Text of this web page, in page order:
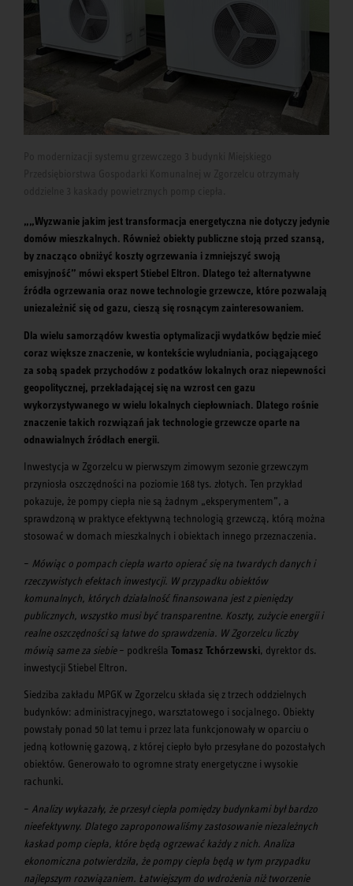
„„Wyzwanie jakim jest transformacja energetyczna nie dotyczy jedynie
domów mieszkalnych. Również obiekty publiczne stoją przed szansą,
by znacząco obniżyć koszty ogrzewania i zmniejszyć swoją
emisyjność” mówi ekspert Stiebel Eltron. Dlatego też alternatywne
źródła ogrzewania oraz nowe technologie grzewcze, które pozwalają
uniezależnić się od gazu, cieszą się rosnącym zainteresowaniem.
Dla wielu samorządów kwestia optymalizacji wydatków będzie mieć
coraz większe znaczenie, w kontekście wyludniania, pociągającego
za sobą spadek przychodów z podatków lokalnych oraz niepewności
geopolitycznej, przekładającej się na wzrost cen gazu
wykorzystywanego w wielu lokalnych ciepłowniach. Dlatego rośnie
znaczenie takich rozwiązań jak technologie grzewcze oparte na
odnawialnych źródłach energii.
Inwestycja w Zgorzelcu w pierwszym zimowym sezonie grzewczym
przyniosła oszczędności na poziomie 168 tys. złotych. Ten przykład
pokazuje, że pompy ciepła nie są żadnym „eksperymentem”, a
sprawdzoną w praktyce efektywną technologią grzewczą, którą można
stosować w domach mieszkalnych i obiektach innego przeznaczenia.
– Mówiąc o pompach ciepła warto opierać się na twardych danych i
rzeczywistych efektach inwestycji. W przypadku obiektów
komunalnych, których działalność finansowana jest z pieniędzy
publicznych, wszystko musi być transparentne. Koszty, zużycie energii i
realne oszczędności są łatwe do sprawdzenia. W Zgorzelcu liczby
mówią same za siebie– podkreśla Tomasz Tchórzewski, dyrektor ds.
inwestycji Stiebel Eltron.
Siedziba zakładu MPGK w Zgorzelcu składa się z trzech oddzielnych
budynków: administracyjnego, warsztatowego i socjalnego. Obiekty
powstały ponad 50 lat temu i przez lata funkcjonowały w oparciu o
jedną kotłownię gazową, z której ciepło było przesyłane do pozostałych
obiektów. Generowało to ogromne straty energetyczne i wysokie
rachunki.
– Analizy wykazały, że przesył ciepła pomiędzy budynkami był bardzo
nieefektywny. Dlatego zaproponowaliśmy zastosowanie niezależnych
kaskad pomp ciepła, które będą ogrzewać każdy z nich. Analiza
ekonomiczna potwierdziła, że pompy ciepła będą w tym przypadku
najlepszym rozwiązaniem. Łatwiejszym do wdrożenia niż tworzenie